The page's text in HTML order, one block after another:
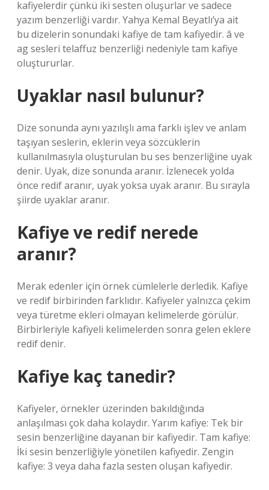
kafiyelerdir çünkü iki sesten oluşurlar ve sadece
yazım benzerliği vardır. Yahya Kemal Beyatlı’ya ait
bu dizelerin sonundaki kafiye de tam kafiyedir. â ve
ag sesleri telaffuz benzerliği nedeniyle tam kafiye
oluştururlar.
Uyaklar nasıl bulunur?
Dize sonunda aynı yazılışlı ama farklı işlev ve anlam
taşıyan seslerin, eklerin veya sözcüklerin
kullanılmasıyla oluşturulan bu ses benzerliğine uyak
denir. Uyak, dize sonunda aranır. İzlenecek yolda
önce redif aranır, uyak yoksa uyak aranır. Bu sırayla
şiirde uyaklar aranır.
Kafiye ve redif nerede
aranır?
Merak edenler için örnek cümlelerle derledik. Kafiye
ve redif birbirinden farklıdır. Kafiyeler yalnızca çekim
veya türetme ekleri olmayan kelimelerde görülür.
Birbirleriyle kafiyeli kelimelerden sonra gelen eklere
redif denir.
Kafiye kaç tanedir?
Kafiyeler, örnekler üzerinden bakıldığında
anlaşılması çok daha kolaydır. Yarım kafiye: Tek bir
sesin benzerliğine dayanan bir kafiyedir. Tam kafiye:
İki sesin benzerliğiyle yönetilen kafiyedir. Zengin
kafiye: 3 veya daha fazla sesten oluşan kafiyedir.